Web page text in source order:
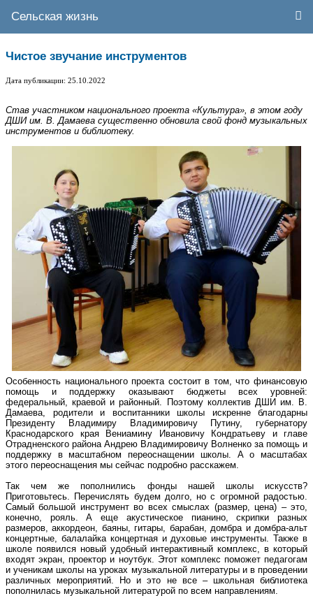
Сельская жизнь
Чистое звучание инструментов
Дата публикации: 25.10.2022
Став участником национального проекта «Культура», в этом году
ДШИ им. В. Дамаева существенно обновила свой фонд музыкальных
инструментов и библиотеку.
Особенность национального проекта состоит в том, что финансовую
помощь и поддержку оказывают бюджеты всех уровней:
федеральный, краевой и районный. Поэтому коллектив ДШИ им. В.
Дамаева, родители и воспитанники школы искренне благодарны
Президенту Владимиру Владимировичу Путину, губернатору
Краснодарского края Вениамину Ивановичу Кондратьеву и главе
Отрадненского района Андрею Владимировичу Волненко за помощь и
поддержку в масштабном переоснащении школы. А о масштабах
этого переоснащения мы сейчас подробно расскажем.
Так чем же пополнились фонды нашей школы искусств?
Приготовьтесь. Перечислять будем долго, но с огромной радостью.
Самый большой инструмент во всех смыслах (размер, цена) – это,
конечно, рояль. А еще акустическое пианино, скрипки разных
размеров, аккордеон, баяны, гитары, барабан, домбра и домбра-альт
концертные, балалайка концертная и духовые инструменты. Также в
школе появился новый удобный интерактивный комплекс, в который
входят экран, проектор и ноутбук. Этот комплекс поможет педагогам
и ученикам школы на уроках музыкальной литературы и в проведении
различных мероприятий. Но и это не все – школьная библиотека
пополнилась музыкальной литературой по всем направлениям.